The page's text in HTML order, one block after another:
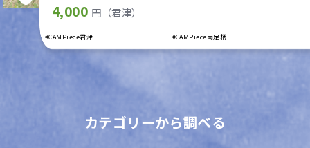
4,000 円（君津）
#CAMPiece君津 #CAMPiece南足柄
カテゴリーから調べる